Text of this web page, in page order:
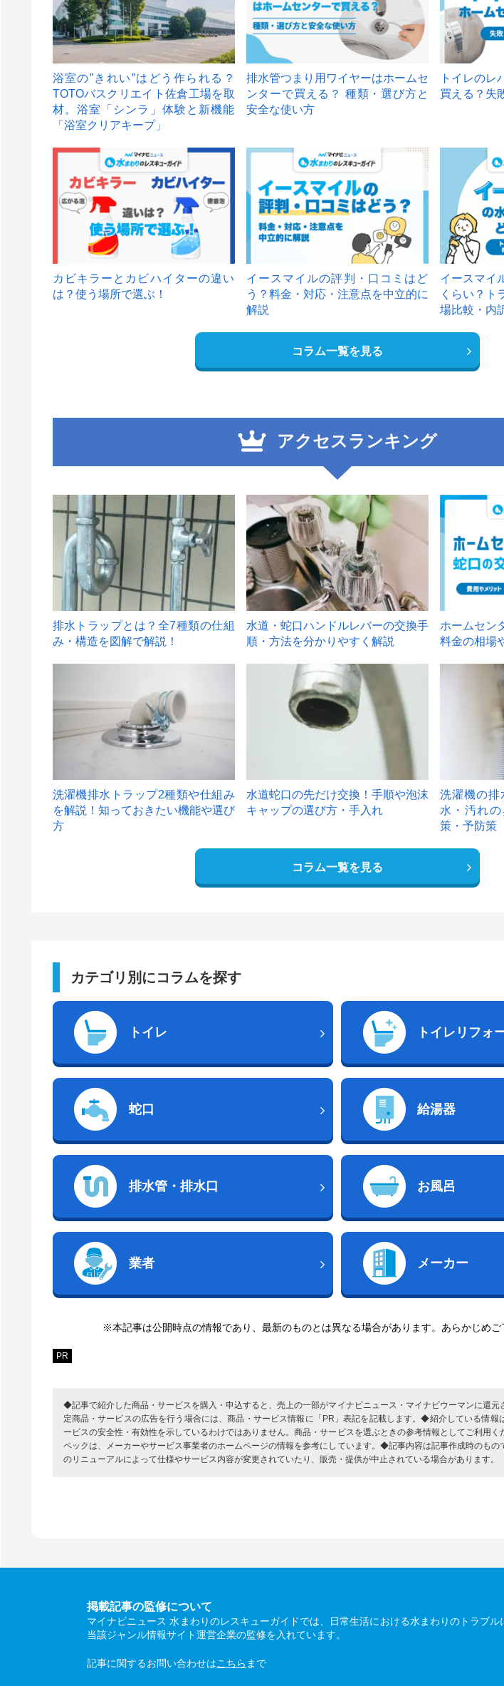
浴室の”きれい”はどう作られる？
TOTOバスクリエイト佐倉工場を取
材。浴室「シンラ」体験と新機能
「浴室クリアキープ」
排水管つまり用ワイヤーはホームセ
ンターで買える？ 種類・選び方と
安全な使い方
トイレのレ
買える？失
カビキラーとカビハイターの違い
は？使う場所で選ぶ！
イースマイルの評判・口コミはど
う？料金・対応・注意点を中立的に
解説
イースマイ
くらい？ト
場比較・内
コラム一覧を見る
アクセスランキング
1
排水トラップとは？全7種類の仕組
み・構造を図解で解説！
2
水道・蛇口ハンドルレバーの交換手
順・方法を分かりやすく解説
ホームセン
料金の相場
洗濯機排水トラップ2種類や仕組み
を解説！知っておきたい機能や選び
方
水道蛇口の先だけ交換！手順や泡沫
キャップの選び方・手入れ
洗濯機の排
水・汚れ
策・予防策
コラム一覧を見る
カテゴリ別にコラムを探す
トイレ トイレリフォ
蛇口 給湯器
排水管・排水口 お風呂
業者 メーカー
※本記事は公開時点の情報であり、最新のものとは異なる場合があります。あらかじめご
PR
◆記事で紹介した商品・サービスを購入・申込すると、売上の一部がマイナビニュース・マイナビウーマンに還
定商品・サービスの広告を行う場合には、商品・サービス情報に「PR」表記を記載します。◆紹介している情報
ービスの安全性・有効性を示しているわけではありません。商品・サービスを選ぶときの参考情報としてご利用
ペックは、メーカーやサービス事業者のホームページの情報を参考にしています。◆記事内容は記事作成時のもの
のリニューアルによって仕様やサービス内容が変更されていたり、販売・提供が中止されている場合があります。
掲載記事の監修について
マイナビニュース 水まわりのレスキューガイドでは、日常生活における水まわりのトラブ
当該ジャンル情報サイト運営企業の監修を入れています。
記事に関するお問い合わせはこちら まで